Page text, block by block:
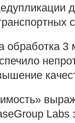
обработка 3